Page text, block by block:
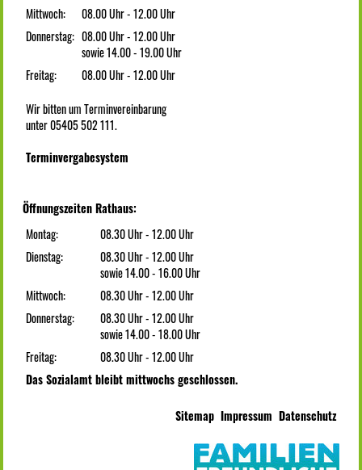
Mittwoch:
08.00 Uhr - 12.00 Uhr
Donnerstag: 08.00 Uhr - 12.00 Uhr
sowie 14.00 - 19.00 Uhr
Freitag:
08.00 Uhr - 12.00 Uhr
Wir bitten um Terminvereinbarung
unter 05405 502 111.
Terminvergabesystem
Öffnungszeiten Rathaus:
Montag:
08.30 Uhr - 12.00 Uhr
Dienstag:
08.30 Uhr - 12.00 Uhr
sowie 14.00 - 16.00 Uhr
Mittwoch:
08.30 Uhr - 12.00 Uhr
Donnerstag:
08.30 Uhr - 12.00 Uhr
sowie 14.00 - 18.00 Uhr
Freitag:
08.30 Uhr - 12.00 Uhr
Das Sozialamt bleibt mittwochs geschlossen.
Sitemap Impressum Datenschutz